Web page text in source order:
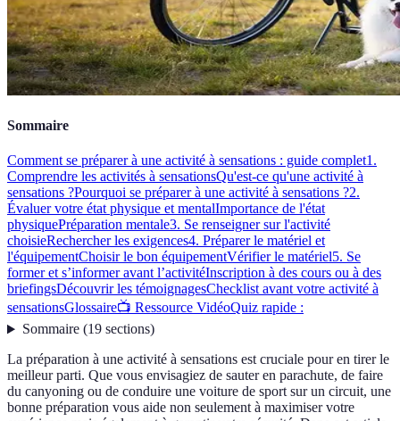
Sommaire
Comment se préparer à une activité à sensations : guide complet1.
Comprendre les activités à sensationsQu'est-ce qu'une activité à
sensations ?Pourquoi se préparer à une activité à sensations ?2.
Évaluer votre état physique et mentalImportance de l'état
physiquePréparation mentale3. Se renseigner sur l'activité
choisieRechercher les exigences4. Préparer le matériel et
l'équipementChoisir le bon équipementVérifier le matériel5. Se
former et s’informer avant l’activitéInscription à des cours ou à des
briefingsDécouvrir les témoignagesChecklist avant votre activité à
sensationsGlossaire📺 Ressource VidéoQuiz rapide :
Sommaire(19 sections)
La préparation à une activité à sensations est cruciale pour en tirer le
meilleur parti. Que vous envisagiez de sauter en parachute, de faire
du canyoning ou de conduire une voiture de sport sur un circuit, une
bonne préparation vous aide non seulement à maximiser votre